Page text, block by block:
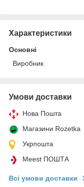
Характеристики
Основні
Виробник
Умови доставки
Нова Пошта
Магазини Rozetka
Укрпошта
Meest ПОШТА
Всі умови доставки